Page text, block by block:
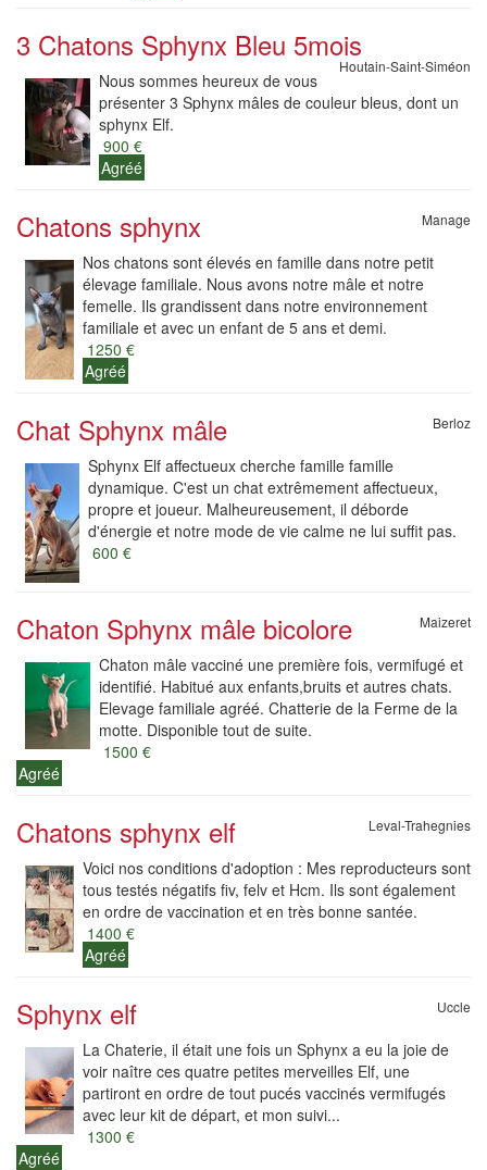
3 Chatons Sphynx Bleu 5mois
Houtain-Saint-Siméon
Nous sommes heureux de vous
présenter 3 Sphynx mâles de couleur bleus, dont un
sphynx Elf.
900 €
Agréé
Chatons sphynx Manage
Nos chatons sont élevés en famille dans notre petit
élevage familiale. Nous avons notre mâle et notre
femelle. Ils grandissent dans notre environnement
familiale et avec un enfant de 5 ans et demi.
1250 €
Agréé
Chat Sphynx mâle Berloz
Sphynx Elf affectueux cherche famille famille
dynamique. C'est un chat extrêmement affectueux,
propre et joueur. Malheureusement, il déborde
d'énergie et notre mode de vie calme ne lui suffit pas.
600 €
Chaton Sphynx mâle bicolore Maizeret
Chaton mâle vacciné une première fois, vermifugé et
identifié. Habitué aux enfants,bruits et autres chats.
Elevage familiale agréé. Chatterie de la Ferme de la
motte. Disponible tout de suite.
1500 €
Agréé
Chatons sphynx elf Leval-Trahegnies
Voici nos conditions d'adoption : Mes reproducteurs sont
tous testés négatifs fiv, felv et Hcm. Ils sont également
en ordre de vaccination et en très bonne santée.
1400 €
Agréé
Sphynx elf Uccle
La Chaterie, il était une fois un Sphynx a eu la joie de
voir naître ces quatre petites merveilles Elf, une
partiront en ordre de tout pucés vaccinés vermifugés
avec leur kit de départ, et mon suivi...
1300 €
Agréé